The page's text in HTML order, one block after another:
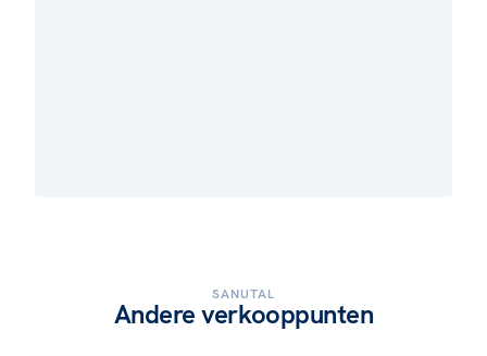
SANUTAL
Andere verkooppunten